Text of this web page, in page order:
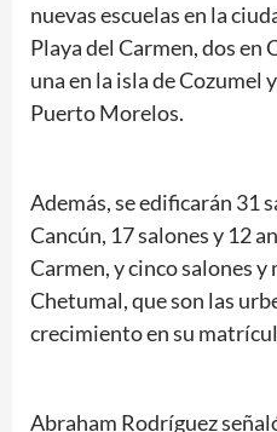
nuevas escuelas en la
Playa del Carmen, dos en
una en la isla de Cozumel
Puerto Morelos.
Además, se edificarán 31
Cancún, 17 salones y 12
Carmen, y cinco salones y
Chetumal, que son las
crecimiento en su
Abraham Rodríguez